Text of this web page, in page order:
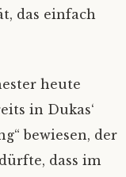
das einfach
heute
in Dukas‘
bewiesen, der
dass im